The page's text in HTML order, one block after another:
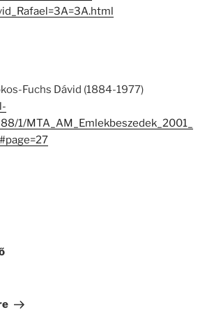
Fuchs Dávid (1884-1977)
1/MTA_AM_Emlekbeszedek_2001_